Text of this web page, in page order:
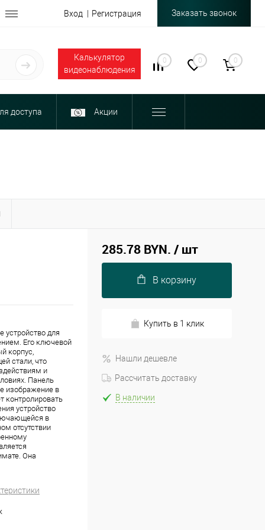
Вход Регистрация Заказать звонок
Калькулятор
видеонаблюдения
0 0 0
доступа Акции
устройство для
Его ключевой
корпус,
стали, что
и
Панель
изображение в
контролировать
устройство
в
отсутствии
Она
285.78 BYN. / шт
В корзину
Купить в 1 клик
Нашли дешевле
Рассчитать доставку
В наличии